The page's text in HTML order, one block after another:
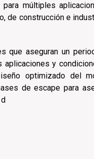
para múltiples
de construcción e
que aseguran un
aplicaciones y
optimizado del
de escape para